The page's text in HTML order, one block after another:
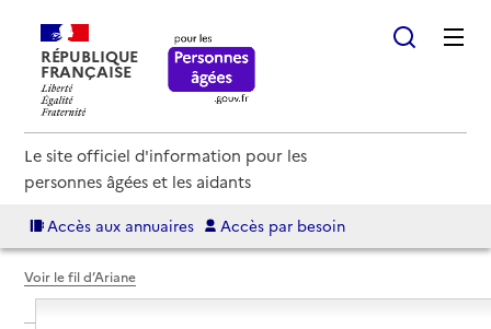
RÉPUBLIQUE
FRANÇAISE
Le site officiel d'information pour les
personnes âgées et les aidants
Accès aux annuaires Accès par besoin
Voir le fil d’Ariane